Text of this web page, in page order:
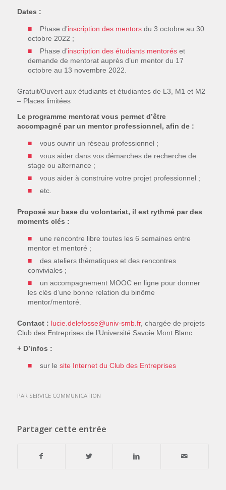
Dates :
Phase d’inscription des mentorsdu 3 octobre au 30
octobre 2022 ;
Phase d’inscription des étudiants mentoréset
demande de mentorat auprès d’un mentor du 17
octobre au 13 novembre 2022.
Gratuit/Ouvert aux étudiants et étudiantes de L3, M1 et M2
– Places limitées
Le programme mentorat vous permet d’être
accompagné par un mentor professionnel, afin de :
vous ouvrir un réseau professionnel ;
vous aider dans vos démarches de recherche de
stage ou alternance ;
vous aider à construire votre projet professionnel ;
etc.
Proposé sur base du volontariat, il est rythmé par des
moments clés :
une rencontre libre toutes les 6 semaines entre
mentor et mentoré ;
des ateliers thématiques et des rencontres
conviviales ;
un accompagnement MOOC en ligne pour donner
les clés d’une bonne relation du binôme
mentor/mentoré.
Contact : lucie.delefosse@univ-smb.fr, chargée de projets
Club des Entreprises de l’Université Savoie Mont Blanc
+ D’infos :
sur le site Internet du Club des Entreprises
PAR SERVICE COMMUNICATION
Partager cette entrée